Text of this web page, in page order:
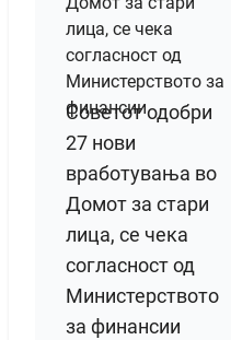
Советот одобри
27 нови
вработувања во
Домот за стари
лица, се чека
согласност од
Министерството
за финансии